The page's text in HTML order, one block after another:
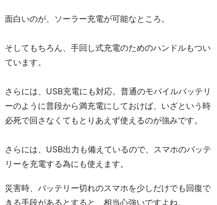
面白いのが、ソーラー充電が可能なところ。
そしてもちろん、手回し式充電のためのハンドルもつい
ています。
さらには、USB充電にも対応。普通のモバイルバッテリ
ーのように普段から満充電にしておけば、いざという時
必死で回さなくてもとりあえず使えるのが強みです。
さらには、USB出力も備えているので、スマホのバッテ
リーを充電する為にも使えます。
災害時、バッテリー切れのスマホを少しだけでも回復で
きる手段があるとすると、相当心強いですよね。